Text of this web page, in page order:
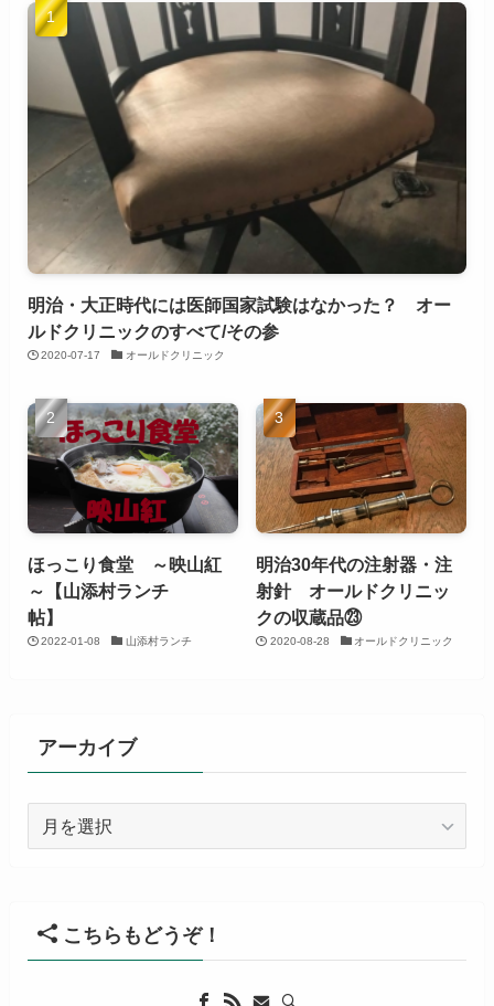
明治・大正時代には医師国家試験はなかった？ オー
ルドクリニックのすべて/その参
2020-07-17 オールドクリニック
ほっこり食堂 ～映山紅
～【山添村ランチ
帖】
2022-01-08 山添村ランチ
明治30年代の注射器・注
射針 オールドクリニッ
クの収蔵品㉓
2020-08-28 オールドクリニック
アーカイブ
ブ
こちらもどうぞ！